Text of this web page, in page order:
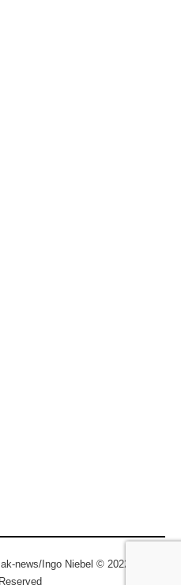
news/Ingo Niebel © 2022 / All